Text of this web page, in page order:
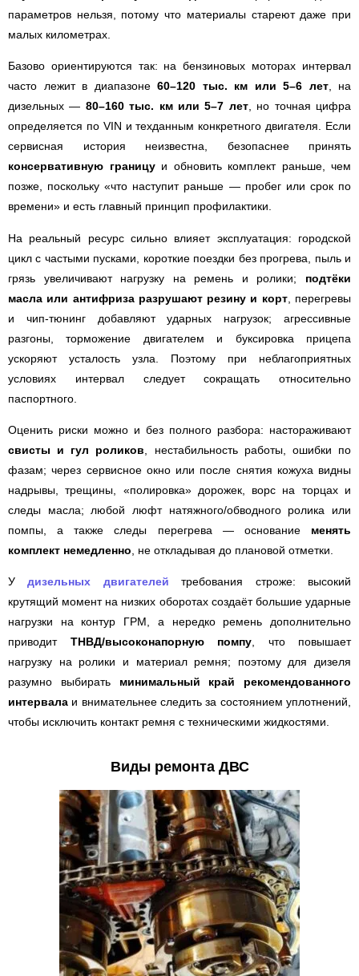
параметров нельзя, потому что материалы стареют даже при
малых километрах.
Базово ориентируются так: на бензиновых моторах интервал
часто лежит в диапазоне 60–120 тыс. км или 5–6 лет, на
дизельных — 80–160 тыс. км или 5–7 лет, но точная цифра
определяется по VIN и техданным конкретного двигателя. Если
сервисная история неизвестна, безопаснее принять
консервативную границуи обновить комплект раньше, чем
позже, поскольку «что наступит раньше — пробег или срок по
времени» и есть главный принцип профилактики.
На реальный ресурс сильно влияет эксплуатация: городской
цикл с частыми пусками, короткие поездки без прогрева, пыль и
грязь увеличивают нагрузку на ремень и ролики; подтёки
масла или антифриза разрушают резину и корт, перегревы
и чип-тюнинг добавляют ударных нагрузок; агрессивные
разгоны, торможение двигателем и буксировка прицепа
ускоряют усталость узла. Поэтому при неблагоприятных
условиях интервал следует сокращать относительно
паспортного.
Оценить риски можно и без полного разбора: настораживают
свисты и гул роликов , нестабильность работы, ошибки по
фазам; через сервисное окно или после снятия кожуха видны
надрывы, трещины, «полировка» дорожек, ворс на торцах и
следы масла; любой люфт натяжного/обводного ролика или
помпы, а также следы перегрева — основание менять
комплект немедленно , не откладывая до плановой отметки.
Удизельных двигателей требования строже: высокий
крутящий момент на низких оборотах создаёт большие ударные
нагрузки на контур ГРМ, а нередко ремень дополнительно
приводит ТНВД/высоконапорную помпу, что повышает
нагрузку на ролики и материал ремня; поэтому для дизеля
разумно выбирать минимальный край рекомендованного
интервала и внимательнее следить за состоянием уплотнений,
чтобы исключить контакт ремня с техническими жидкостями.
Виды ремонта ДВС